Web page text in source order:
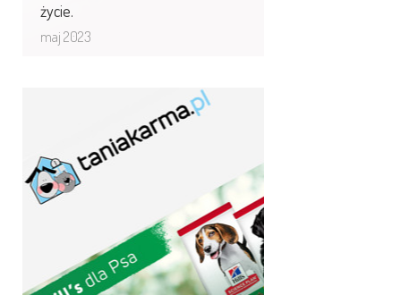
życie.
maj 2023
Silnik Mouton e-sklep dla
kolejnego sklepu sieci
KAKADU
Silnik Mouton e-sklep dla kolejnego
sklepu sieci KAKADU - taniakarma.pl
ma zapełnić lukę dyskontów
w branży karm ...